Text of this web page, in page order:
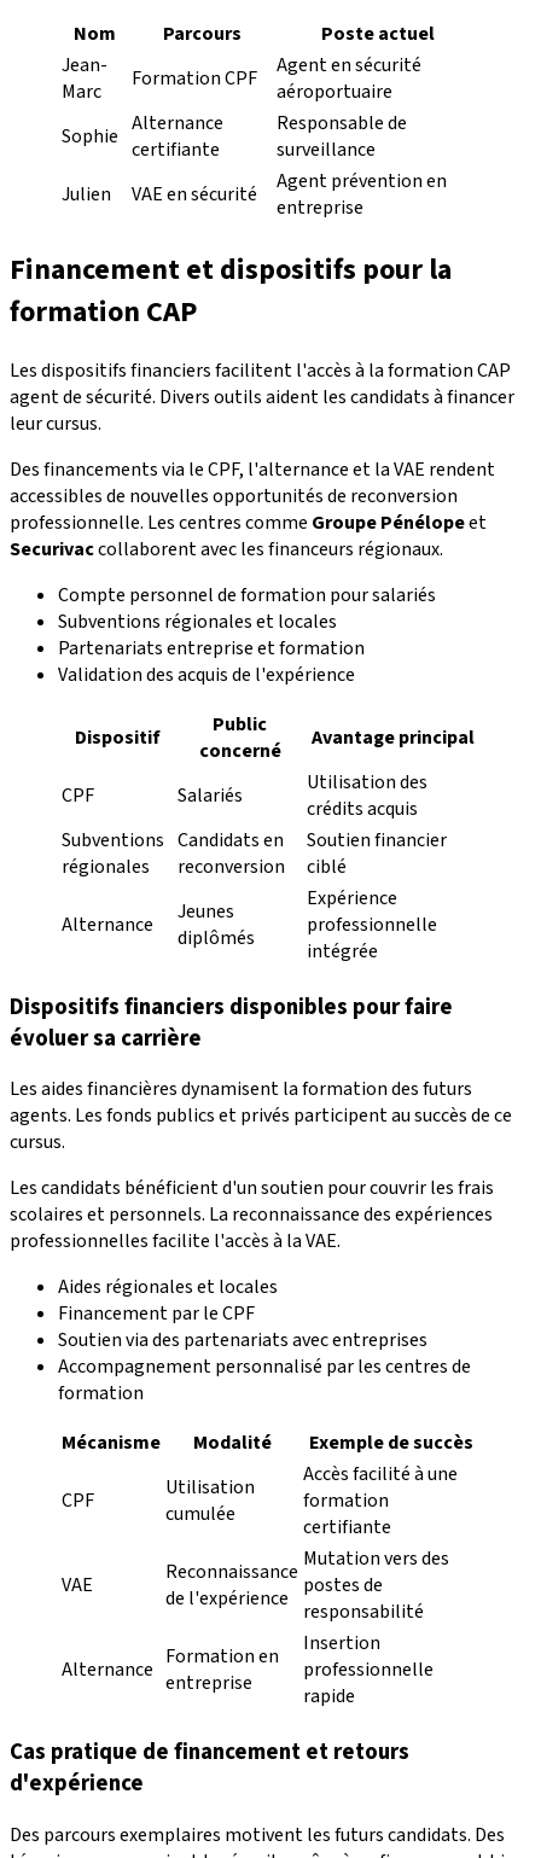
Nom
Parcours
Poste actuel
Jean-
Marc
Formation CPF
Agent en sécurité
aéroportuaire
Sophie Alternance
certifiante
Responsable de
surveillance
Julien
VAE en sécurité
Agent prévention en
entreprise
Financement et dispositifs pour la
formation CAP
Les dispositifs financiers facilitent l'accès à la formation CAP
agent de sécurité. Divers outils aident les candidats à financer
leur cursus.
Des financements via le CPF, l'alternance et la VAE rendent
accessibles de nouvelles opportunités de reconversion
professionnelle. Les centres comme Groupe Pénélopeet
Securivaccollaborent avec les financeurs régionaux.
Compte personnel de formation pour salariés
Subventions régionales et locales
Partenariats entreprise et formation
Validation des acquis de l'expérience
Dispositif
Public
concerné
Avantage principal
CPF Salariés
Utilisation des
crédits acquis
Subventions
régionales
Candidats en
reconversion
Soutien financier
ciblé
Alternance
Jeunes
diplômés
Expérience
professionnelle
intégrée
Dispositifs financiers disponibles pour faire
évoluer sa carrière
Les aides financières dynamisent la formation des futurs
agents. Les fonds publics et privés participent au succès de ce
cursus.
Les candidats bénéficient d'un soutien pour couvrir les frais
scolaires et personnels. La reconnaissance des expériences
professionnelles facilite l'accès à la VAE.
Aides régionales et locales
Financement par le CPF
Soutien via des partenariats avec entreprises
Accompagnement personnalisé par les centres de
formation
Mécanisme
Modalité Exemple de succès
CPF
Utilisation
cumulée
Accès facilité à une
formation
certifiante
VAE
Reconnaissance
de l'expérience
Mutation vers des
postes de
responsabilité
Alternance Formation en
entreprise
Insertion
professionnelle
rapide
Cas pratique de financement et retours
d'expérience
Des parcours exemplaires motivent les futurs candidats. Des